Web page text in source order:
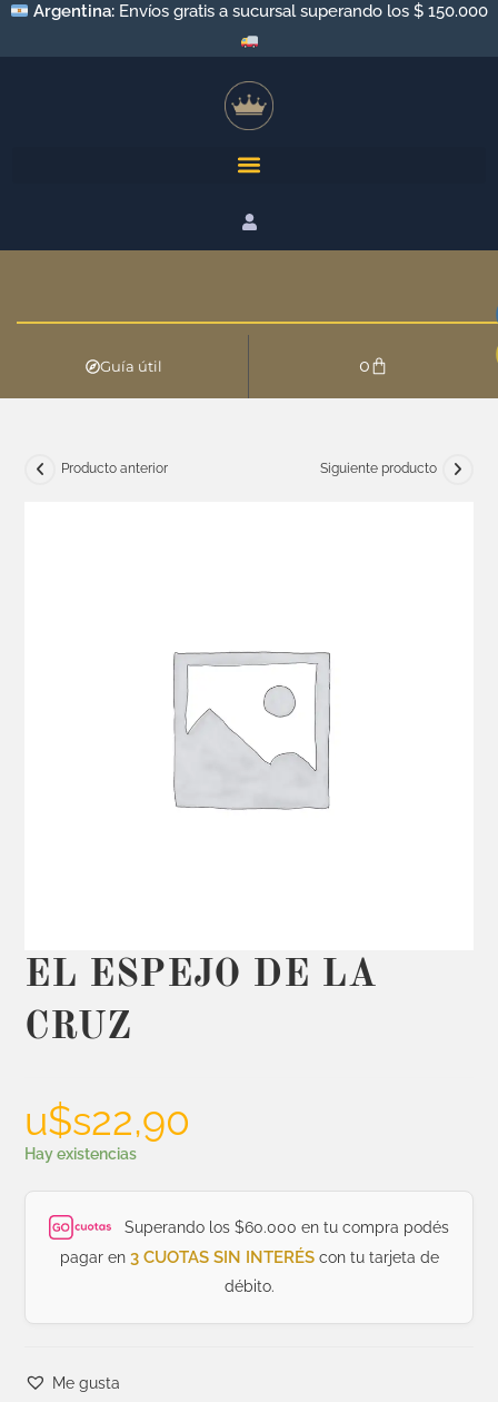
Argentina: Envíos gratis a sucursal superando los $ 150.000
Guía útil 0
Producto anterior Siguiente producto
EL ESPEJO DE LA
CRUZ
u$s22,90
Hay existencias
Superando los $60.000 en tu compra podés
pagar en 3 CUOTAS SIN INTERÉScon tu tarjeta de
débito.
Me gusta